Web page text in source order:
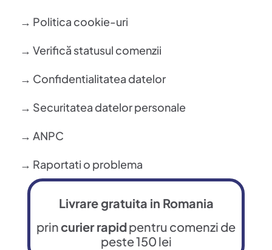
→ Politica cookie-uri
→ Verifică statusul comenzii
→ Confidentialitatea datelor
→ Securitatea datelor personale
→ ANPC
→ Raportati o problema
Livrare gratuita in Romania
princurier rapidpentru comenzi de
peste 150 lei